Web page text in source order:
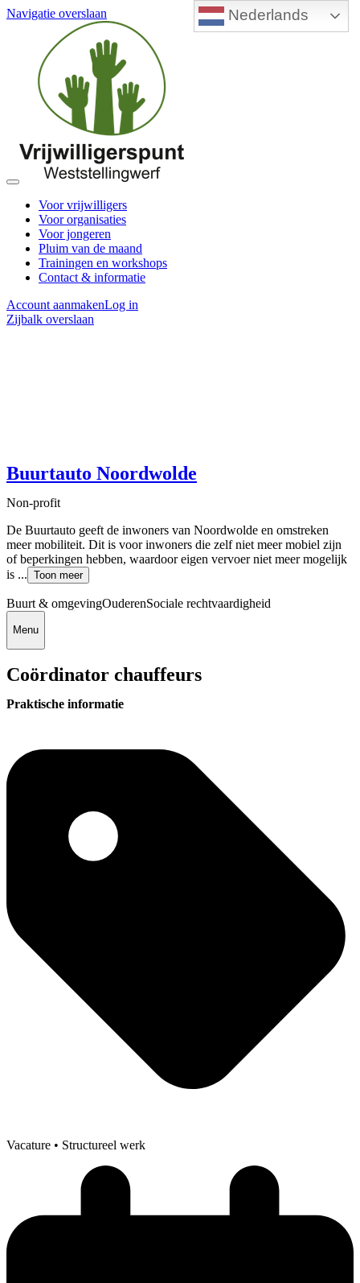
Nederlands
Navigatie overslaan
Voor vrijwilligers
Voor organisaties
Voor jongeren
Pluim van de maand
Trainingen en workshops
Contact & informatie
Account aanmakenLog in
Zijbalk overslaan
Buurtauto Noordwolde
Non-profit
De Buurtauto geeft de inwoners van Noordwolde en omstreken
meer mobiliteit. Dit is voor inwoners die zelf niet meer mobiel zijn
of beperkingen hebben, waardoor eigen vervoer niet meer mogelijk
is ... Toon meer
Buurt & omgevingOuderenSociale rechtvaardigheid
Menu
Coördinator chauffeurs
Praktische informatie
Vacature • Structureel werk